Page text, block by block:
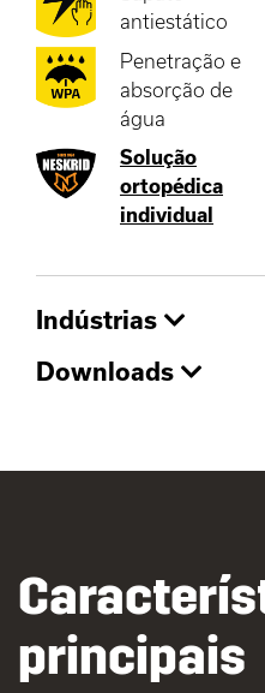
antiestático
Penetração e
absorção de
água
Solução
ortopédica
individual
Indústrias
Downloads
principais